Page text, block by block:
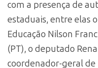
com a presença de
estaduais, entre elas
Educação Nilson
(PT), o deputado
coordenador-geral de